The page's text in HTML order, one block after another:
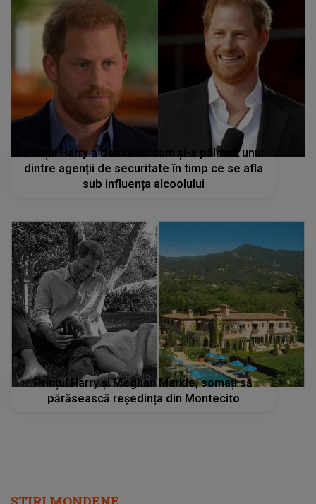
Prințul Harry a dezvăluit cum și-a pălmuit unul
dintre agenții de securitate în timp ce se afla
sub influența alcoolului
Prințul Harry și Meghan Markle, somați să
părăsească reședința din Montecito
STIRI MONDENE